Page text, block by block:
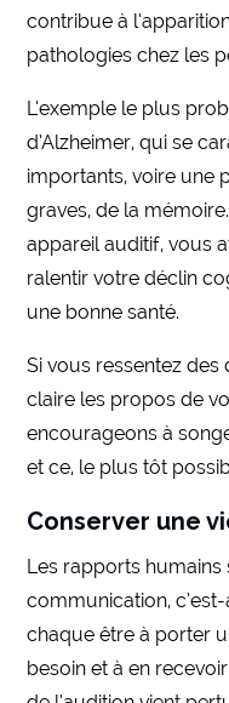
contribue à
pathologies chez les
L’exemple le plus
d’Alzheimer, qui se
importants, voire une
graves, de la
appareil auditif, vous
ralentir votre déclin
une bonne santé.
Si vous ressentez
claire les propos de
encourageons à
et ce, le plus tôt
Conserver une
Les rapports
communication,
chaque être à porter
besoin et à en